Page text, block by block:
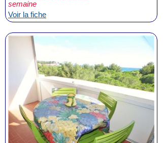
semaine
Voir la fiche